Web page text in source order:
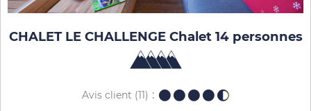
CHALET LE CHALLENGE Chalet 14 personnes
Avis client (11)